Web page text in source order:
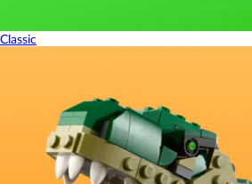
Classic